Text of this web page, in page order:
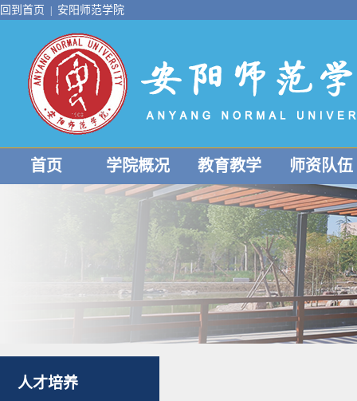
回到首页 安阳师范学院
首页 学院概况 教育教学 师资队伍
人才培养